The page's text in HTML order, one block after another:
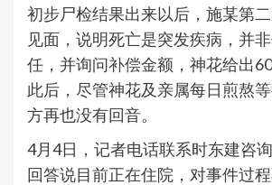
初步尸检结果出来以后，施某第
见面，说明死亡是突发疾病，并
任，并询问补偿金额，神花给出60
此后，尽管神花及亲属每日煎熬
方再也没有回音。
4月4日，记者电话联系时东建咨
回答说目前正在住院，对事件过